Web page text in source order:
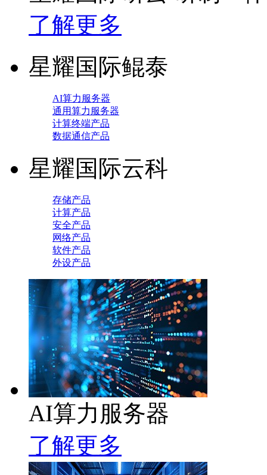
了解更多
星耀国际鲲泰
AI算力服务器
通用算力服务器
计算终端产品
数据通信产品
星耀国际云科
存储产品
计算产品
安全产品
网络产品
软件产品
外设产品
AI算力服务器
了解更多